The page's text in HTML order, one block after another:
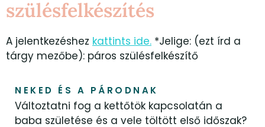
szülésfelkészítés
A jelentkezéshez kattints ide. *Jelige: (ezt írd a
tárgy mezőbe): páros szülésfelkészítő
NEKED ÉS A PÁRODNAK
Változtatni fog a kettőtök kapcsolatán a
baba születése és a vele töltött első időszak?